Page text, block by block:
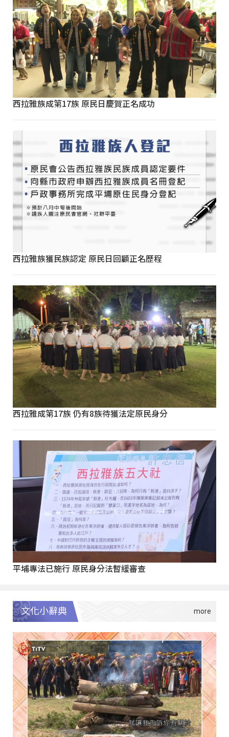
西拉雅族成第17族 原民日慶賀正名成功
西拉雅族獲民族認定 原民日回顧正名歷程
西拉雅成第17族 仍有8族待獲法定原民身分
平埔專法已施行 原民身分法暫緩審查
文化小辭典